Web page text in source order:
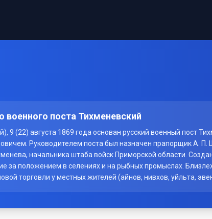
военного поста Тихменевский
9 (22) августа 1869 года основан русский военный пост
Руководителем поста был назначен прапорщик А.
начальника штаба войск Приморской области.
за положением в селениях и на рыбных промыслах.
торговли у местных жителей (айнов, нивхов, уйльта,